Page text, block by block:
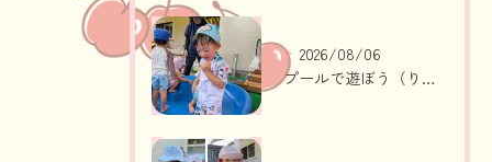
2026/08/06
プールで遊ぼう（りんご組、いちご組）